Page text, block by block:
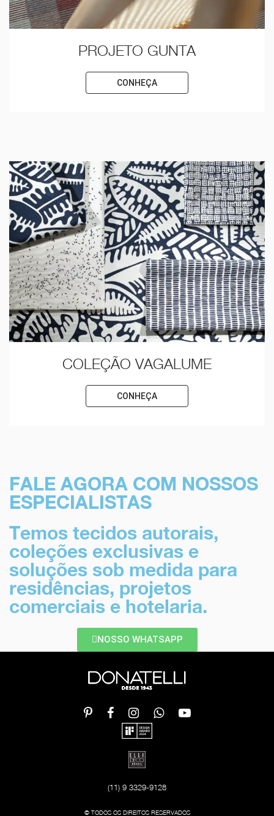
PROJETO GUNTA
CONHEÇA
COLEÇÃO VAGALUME
CONHEÇA
FALE AGORA COM NOSSOS
ESPECIALISTAS
Temos tecidos autorais,
coleções exclusivas e
soluções sob medida para
residências, projetos
comerciais e hotelaria.
NOSSO WHATSAPP
(11) 9 3329-9128
© TODOS OS DIREITOS RESERVADOS